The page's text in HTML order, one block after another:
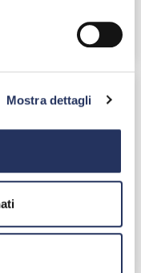
Mostra dettagli
2022
SCOPRI DI PIÙ